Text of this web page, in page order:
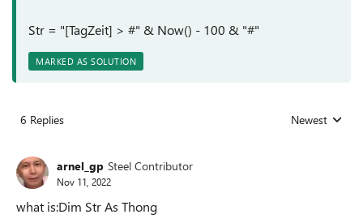
Str = "[TagZeit] > #" & Now() - 100 & "#"
MARKED AS SOLUTION
6 Replies Replies sorted
Newest
arnel_gp Steel Contributor
Nov 11, 2022
what is:Dim Str As Thong